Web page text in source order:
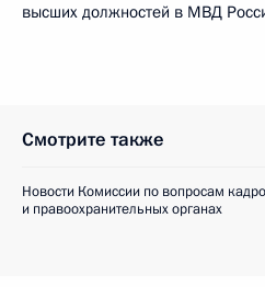
высших должностей в МВД
Смотрите также
Новости Комиссии по вопросам
и правоохранительных органах